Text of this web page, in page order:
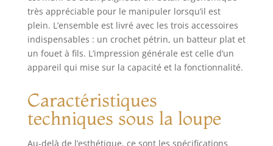
de mélange avec
deux poignées est
plus pratique à
utiliser ; le robot
culinaire Vezzio est
équipé d'un
d'un fouet, d'une
spatule, d'un
blancs d'œufs et
très appréciable pour le manipuler lorsqu’il est
plein. L’ensemble est livré avec les trois accessoires
indispensables : un crochet pétrin, un batteur plat et
un fouet à fils. L’impression générale est celle d’un
appareil qui mise sur la capacité et la fonctionnalité.
Caractéristiques
techniques sous la loupe
Au-delà de l’esthétique, ce sont les spécifications